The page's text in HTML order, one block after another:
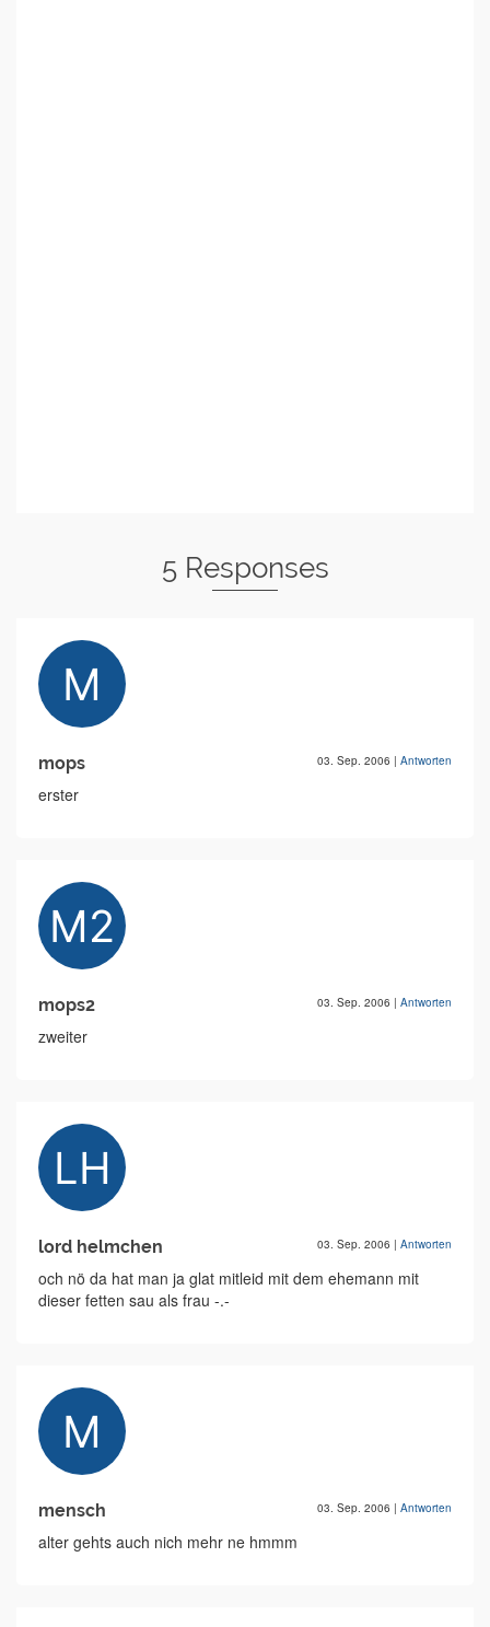
5 Responses
mops 03. Sep. 2006 | Antworten
erster
mops2 03. Sep. 2006 | Antworten
zweiter
lord helmchen 03. Sep. 2006 | Antworten
och nö da hat man ja glat mitleid mit dem ehemann mit
dieser fetten sau als frau -.-
mensch 03. Sep. 2006 | Antworten
alter gehts auch nich mehr ne hmmm